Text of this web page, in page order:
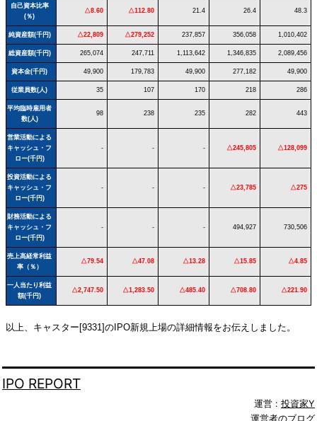
自己資本比率
(％)
△8.60 △112.80 21.4 26.4 48.3
純資産額(千円) △22,809 △279,252 237,857 356,058 1,010,402
総資産額(千円) 265,074 247,711 1,113,642 1,346,835 2,089,456
資本金(千円) 49,900 179,783 49,900 277,182 49,900
従業員数(人) 35 107 170 218 286
平均臨時雇用者
数(人)
98 238 235 282 443
営業活動による
キャッシュ・フ
ロー(千円)
- - - △245,805 △128,099
投資活動による
キャッシュ・フ
ロー(千円)
- - - △23,785 △275
財務活動による
キャッシュ・フ
ロー(千円)
- - - 494,927 730,506
売上高経常利益
率（％）
△79.54 △47.08 △13.28 △15.85 △4.85
一人当たり利益
額(千円)
△2,747.50 △1,283.50 △485.40 △708.80 △221.90
以上、キャスター[9331]のIPO新規上場の詳細情報をお伝えしました。
IPO REPORT
運営 : 投資家Y
運営者のブログ